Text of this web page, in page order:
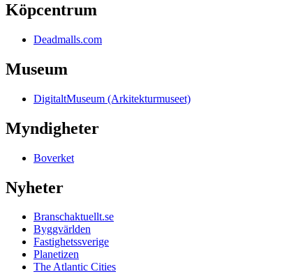
Köpcentrum
Deadmalls.com
Museum
DigitaltMuseum (Arkitekturmuseet)
Myndigheter
Boverket
Nyheter
Branschaktuellt.se
Byggvärlden
Fastighetssverige
Planetizen
The Atlantic Cities